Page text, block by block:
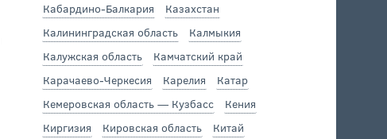
Кабардино-Балкария
Казахстан
Калининградская область
Калмыкия
Калужская область
Камчатский край
Карачаево-Черкесия
Карелия
Катар
Кемеровская область — Кузбасс
Кения
Киргизия
Кировская область
Китай